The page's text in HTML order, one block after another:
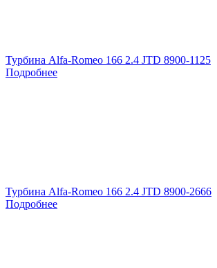
Турбина Alfa-Romeo 166 2.4 JTD 8900-1125
Подробнее
Турбина Alfa-Romeo 166 2.4 JTD 8900-2666
Подробнее